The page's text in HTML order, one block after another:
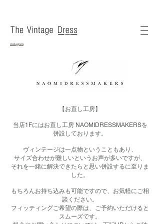
instagram
【お直し工房】
当店1Fにはお直し工房 NAOMIDRESSMAKERSを
併設しております。
ヴィンテージは一点物ということもあり、
サイズ合わせが難しいというお声が多いですが、
それを一緒に解決できたらと思い併設するに至りま
した。
もちろんお持ち込みも可能ですので、お気軽にご相
談ください。
フィッティングご希望の際は、ご予約いただけると
スムーズです。